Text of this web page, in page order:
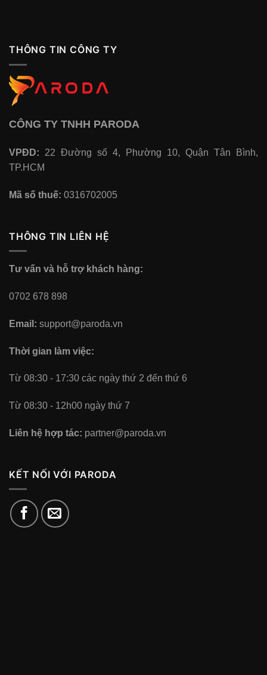
THÔNG TIN CÔNG TY
CÔNG TY TNHH PARODA
VPĐD: 22 Đường số 4, Phường 10, Quận Tân Bình,
TP.HCM
Mã số thuế: 0316702005
THÔNG TIN LIÊN HỆ
Tư vấn và hỗ trợ khách hàng:
0702 678 898
Email: support@paroda.vn
Thời gian làm việc:
Từ 08:30 - 17:30 các ngày thứ 2 đến thứ 6
Từ 08:30 - 12h00 ngày thứ 7
Liên hệ hợp tác: partner@paroda.vn
KẾT NỐI VỚI PARODA